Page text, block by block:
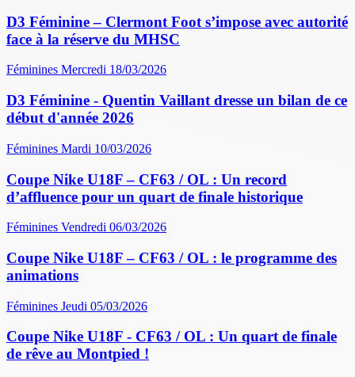
D3 Féminine – Clermont Foot s’impose avec autorité
face à la réserve du MHSC
Féminines Mercredi 18/03/2026
D3 Féminine - Quentin Vaillant dresse un bilan de ce
début d'année 2026
Féminines Mardi 10/03/2026
Coupe Nike U18F – CF63 / OL : Un record
d’affluence pour un quart de finale historique
Féminines Vendredi 06/03/2026
Coupe Nike U18F – CF63 / OL : le programme des
animations
Féminines Jeudi 05/03/2026
Coupe Nike U18F - CF63 / OL : Un quart de finale
de rêve au Montpied !